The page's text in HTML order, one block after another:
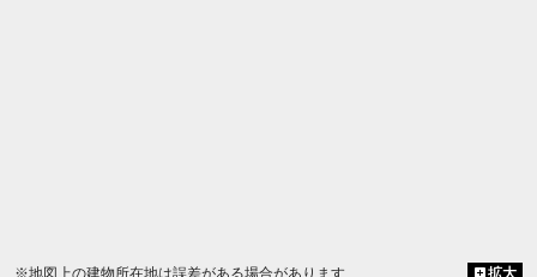
※地図上の建物所在地は誤差がある場合があります